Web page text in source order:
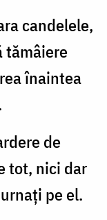
candelele,
tămâiere
înaintea
de
tot, nici dar
pe el.